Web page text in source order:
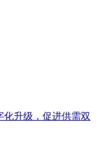
化升级，促进供需双